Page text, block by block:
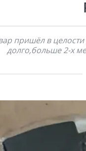
пришёл в
долго,больше 2-х